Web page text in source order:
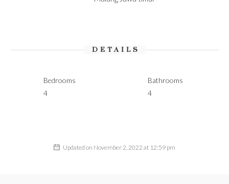
DETAILS
Bedrooms
4
Bathrooms
4
Updated on November 2, 2022 at 12:59 pm